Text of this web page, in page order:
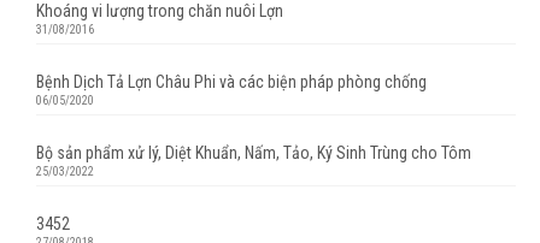
Khoáng vi lượng trong chăn nuôi Lợn
31/08/2016
Bệnh Dịch Tả Lợn Châu Phi và các biện pháp phòng chống
06/05/2020
Bộ sản phẩm xử lý, Diệt Khuẩn, Nấm, Tảo, Ký Sinh Trùng cho Tôm
25/03/2022
3452